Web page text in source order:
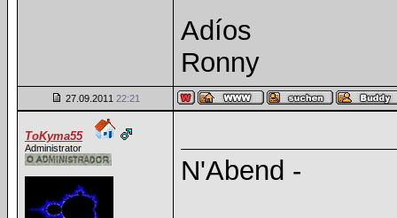
Adíos
Ronny
27.09.2011 22:21
ToKyma55
Administrator
N'Abend -